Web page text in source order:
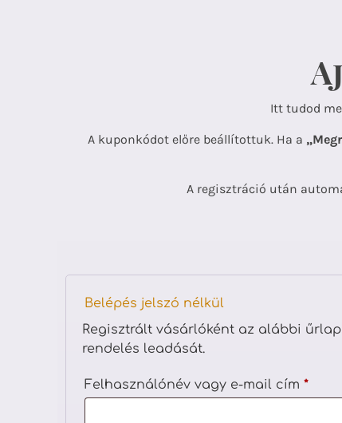
Itt tudod
A kuponkódot előre beállítottuk. Ha a
A regisztráció után
Belépés jelszó nélkül
Regisztrált vásárlóként az alábbi
rendelés leadását.
Felhasználónév vagy e-mail cím *